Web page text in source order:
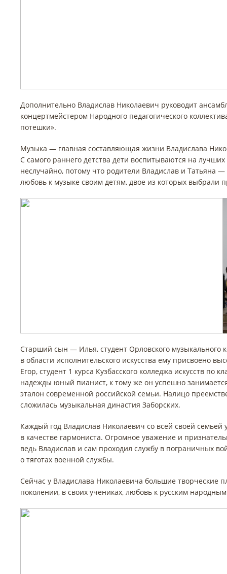
Дополнительно Владислав Николаевич руководит
концертмейстером Народного педагогического
потешки».
Музыка — главная составляющая жизни Владислава
С самого раннего детства дети воспитываются на
неслучайно, потому что родители Владислав и
любовь к музыке своим детям, двое из которых выбрали
Старший сын — Илья, студент Орловского
в области исполнительского искусства ему присвоено
Егор, студент 1 курса Кузбасского колледжа искусств
надежды юный пианист, к тому же он успешно
эталон современной российской семьи. Налицо
сложилась музыкальная династия Заборских.
Каждый год Владислав Николаевич со всей своей семьей
в качестве гармониста. Огромное уважение и
ведь Владислав и сам проходил службу в пограничных
о тяготах военной службы.
Сейчас у Владислава Николаевича большие
поколении, в своих учениках, любовь к русским